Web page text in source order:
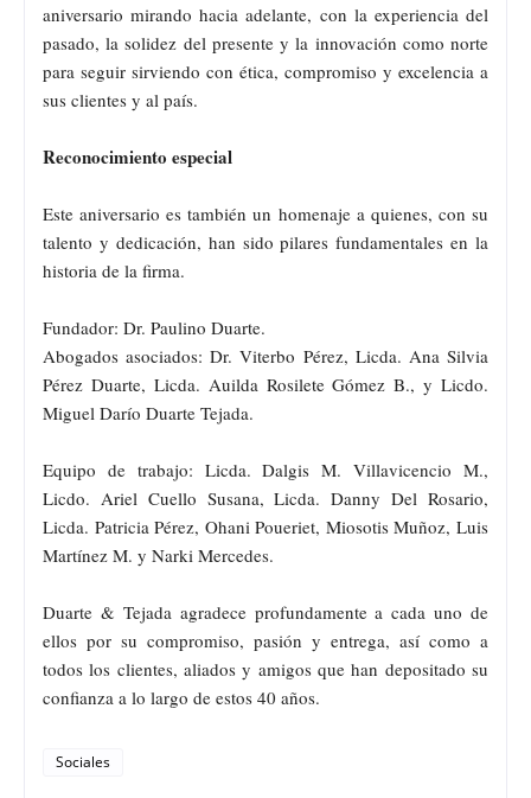
aniversario mirando hacia adelante, con la experiencia del
pasado, la solidez del presente y la innovación como norte
para seguir sirviendo con ética, compromiso y excelencia a
sus clientes y al país.
Reconocimiento especial
Este aniversario es también un homenaje a quienes, con su
talento y dedicación, han sido pilares fundamentales en la
historia de la firma.
Fundador: Dr. Paulino Duarte.
Abogados asociados: Dr. Viterbo Pérez, Licda. Ana Silvia
Pérez Duarte, Licda. Auilda Rosilete Gómez B., y Licdo.
Miguel Darío Duarte Tejada.
Equipo de trabajo: Licda. Dalgis M. Villavicencio M.,
Licdo. Ariel Cuello Susana, Licda. Danny Del Rosario,
Licda. Patricia Pérez, Ohani Poueriet, Miosotis Muñoz, Luis
Martínez M. y Narki Mercedes.
Duarte & Tejada agradece profundamente a cada uno de
ellos por su compromiso, pasión y entrega, así como a
todos los clientes, aliados y amigos que han depositado su
confianza a lo largo de estos 40 años.
Sociales